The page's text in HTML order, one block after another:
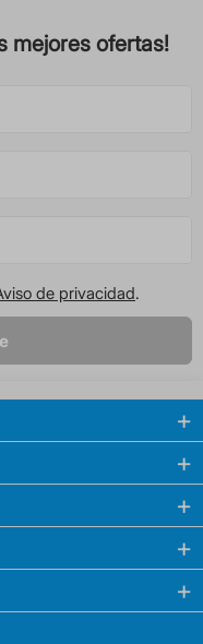
mejores ofertas!
de privacidad.